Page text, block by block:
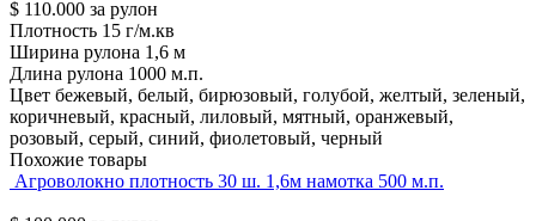
$ 110.000 за рулон
Плотность 15 г/м.кв
Ширина рулона 1,6 м
Длина рулона 1000 м.п.
Цвет бежевый, белый, бирюзовый, голубой, желтый, зеленый,
коричневый, красный, лиловый, мятный, оранжевый,
розовый, серый, синий, фиолетовый, черный
Похожие товары
Агроволокно плотность 30 ш. 1,6м намотка 500 м.п.